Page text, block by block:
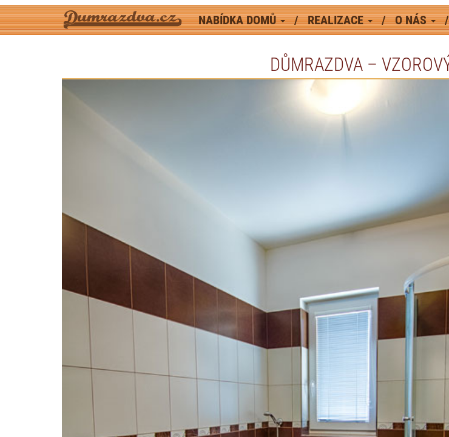
NABÍDKA DOMŮ REALIZACE O NÁS
DŮMRAZDVA –